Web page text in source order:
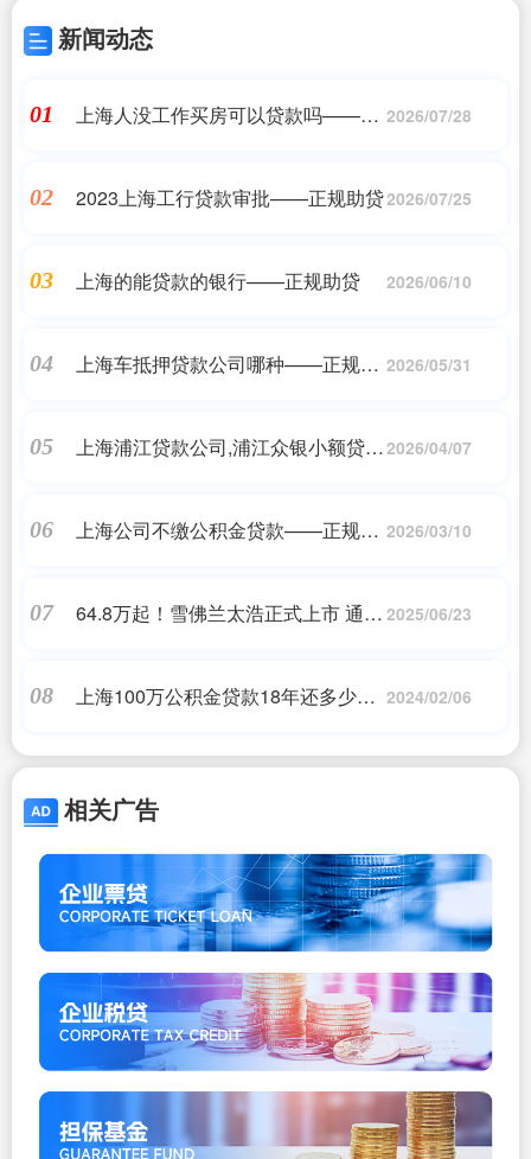
新闻动态
01
上海人没工作买房可以贷款吗——正 2026/07/28
02 2023上海工行贷款审批——正规助贷2026/07/25
03 上海的能贷款的银行——正规助贷 2026/06/10
04
上海车抵押贷款公司哪种——正规助 2026/05/31
05
上海浦江贷款公司,浦江众银小额贷款 2026/04/07
06
上海公司不缴公积金贷款——正规助 2026/03/10
07
64.8万起！雪佛兰太浩正式上市 通用 2025/06/23
08
上海100万公积金贷款18年还多少
2024/02/06
相关广告